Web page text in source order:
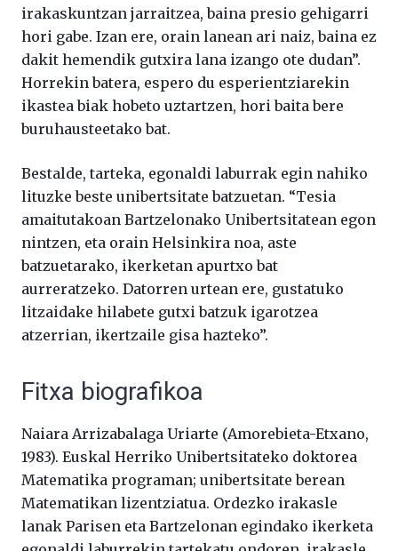
irakaskuntzan jarraitzea, baina presio gehigarri
hori gabe. Izan ere, orain lanean ari naiz, baina ez
dakit hemendik gutxira lana izango ote dudan”.
Horrekin batera, espero du esperientziarekin
ikastea biak hobeto uztartzen, hori baita bere
buruhausteetako bat.
Bestalde, tarteka, egonaldi laburrak egin nahiko
lituzke beste unibertsitate batzuetan. “Tesia
amaitutakoan Bartzelonako Unibertsitatean egon
nintzen, eta orain Helsinkira noa, aste
batzuetarako, ikerketan apurtxo bat
aurreratzeko. Datorren urtean ere, gustatuko
litzaidake hilabete gutxi batzuk igarotzea
atzerrian, ikertzaile gisa hazteko”.
Fitxa biografikoa
Naiara Arrizabalaga Uriarte (Amorebieta-Etxano,
1983). Euskal Herriko Unibertsitateko doktorea
Matematika programan; unibertsitate berean
Matematikan lizentziatua. Ordezko irakasle
lanak Parisen eta Bartzelonan egindako ikerketa